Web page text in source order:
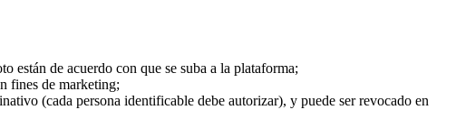
están de acuerdo con que se suba a la plataforma;
fines de marketing;
(cada persona identificable debe autorizar), y puede ser revocado en